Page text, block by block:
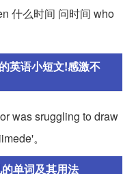
什么时间 问时间 who
英语小短文!感激不
was sruggling to draw
。
单词及其用法